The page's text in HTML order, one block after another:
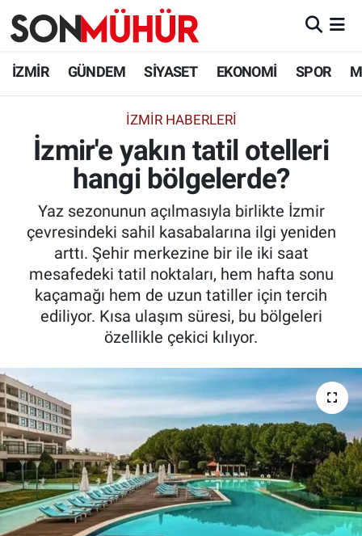
İZMİR GÜNDEM SİYASET EKONOMİ SPOR
İZMIR HABERLERI
İzmir'e yakın tatil otelleri
hangi bölgelerde?
Yaz sezonunun açılmasıyla birlikte İzmir
çevresindeki sahil kasabalarına ilgi yeniden
arttı. Şehir merkezine bir ile iki saat
mesafedeki tatil noktaları, hem hafta sonu
kaçamağı hem de uzun tatiller için tercih
ediliyor. Kısa ulaşım süresi, bu bölgeleri
özellikle çekici kılıyor.
İzmir Nöbetçi Eczaneler
İzmir Namaz Vakitleri
İzmir Trafik Yoğunluk Haritası
Süper Lig Puan Durumu ve Fikstür
Tüm Manşetler
Son Dakika Haberleri